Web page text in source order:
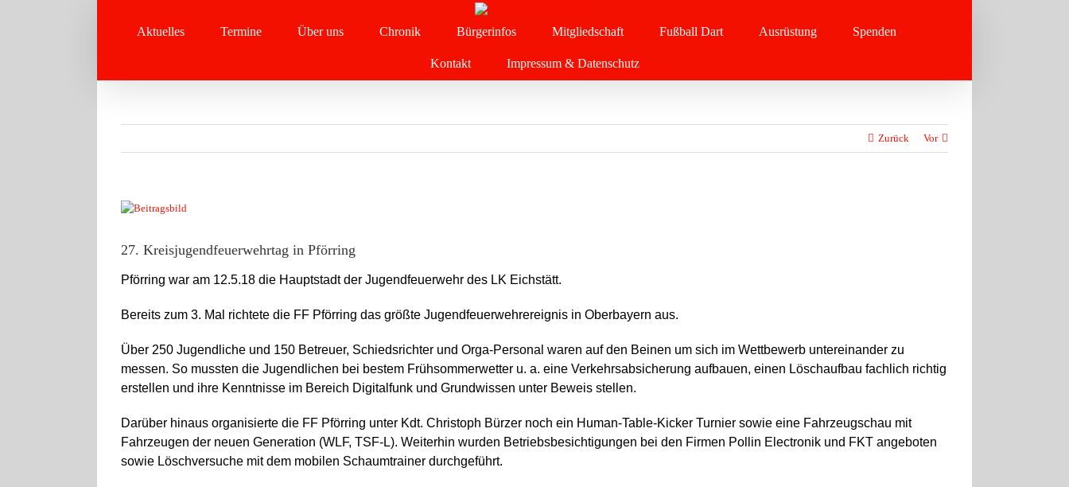
Aktuelles Termine Über uns Chronik Bürgerinfos Mitgliedschaft Fußball Dart Ausrüstung Spenden
Kontakt Impressum & Datenschutz
Zurück Vor
Zeige
27. Kreisjugendfeuerwehrtag in Pförring
Pförring war am 12.5.18 die Hauptstadt der Jugendfeuerwehr des LK Eichstätt.
Bereits zum 3. Mal richtete die FF Pförring das größte Jugendfeuerwehrereignis in Oberbayern aus.
Über 250 Jugendliche und 150 Betreuer, Schiedsrichter und Orga-Personal waren auf den Beinen um sich im Wettbewerb untereinander zu
messen. So mussten die Jugendlichen bei bestem Frühsommerwetter u. a. eine Verkehrsabsicherung aufbauen, einen Löschaufbau fachlich richtig
erstellen und ihre Kenntnisse im Bereich Digitalfunk und Grundwissen unter Beweis stellen.
Darüber hinaus organisierte die FF Pförring unter Kdt. Christoph Bürzer noch ein Human-Table-Kicker Turnier sowie eine Fahrzeugschau mit
Fahrzeugen der neuen Generation (WLF, TSF-L). Weiterhin wurden Betriebsbesichtigungen bei den Firmen Pollin Electronik und FKT angeboten
sowie Löschversuche mit dem mobilen Schaumtrainer durchgeführt.